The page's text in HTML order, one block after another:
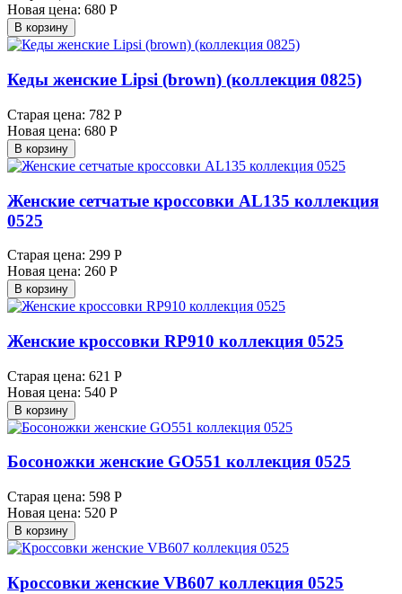
Новая цена: 680 Р
В корзину
Кеды женские Lipsi (brown) (коллекция 0825)
Старая цена: 782 Р
Новая цена: 680 Р
В корзину
Женские сетчатые кроссовки AL135 коллекция
0525
Старая цена: 299 Р
Новая цена: 260 Р
В корзину
Женские кроссовки RP910 коллекция 0525
Старая цена: 621 Р
Новая цена: 540 Р
В корзину
Босоножки женские GO551 коллекция 0525
Старая цена: 598 Р
Новая цена: 520 Р
В корзину
Кроссовки женские VB607 коллекция 0525